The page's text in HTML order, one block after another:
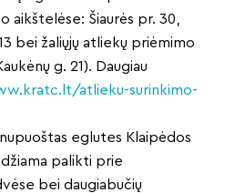
aikštelėse: Šiaurės pr. 30,
bei žaliųjų atliekų priėmimo
g. 21). Daugiau
atlieku-surinkimo-
eglutes Klaipėdos
palikti prie
bei daugiabučių